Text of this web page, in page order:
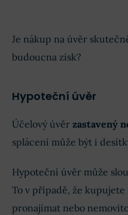
Je nákup na úvěr
budoucna zisk?
Hypoteční úvěr
Účelový úvěr zastavený
splácení může být i
Hypoteční úvěr může
To v případě, že
pronajímat nebo